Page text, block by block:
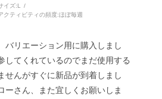
イズ:L
クティビティの頻度:ほぼ毎週
バリエーション用に購入しまし
してくれているのでまだ使用する
せんがすぐに新品が到着しまし
ーさん、また宜しくお願いしま